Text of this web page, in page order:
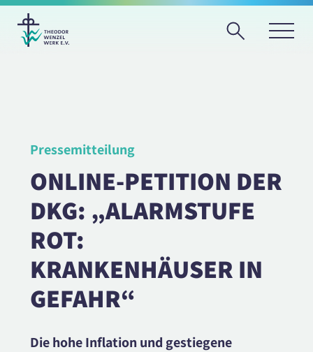
Pressemitteilung
ONLINE-PETITION DER
DKG: „ALARMSTUFE
ROT:
KRANKENHÄUSER IN
GEFAHR“
Die hohe Inflation und gestiegene